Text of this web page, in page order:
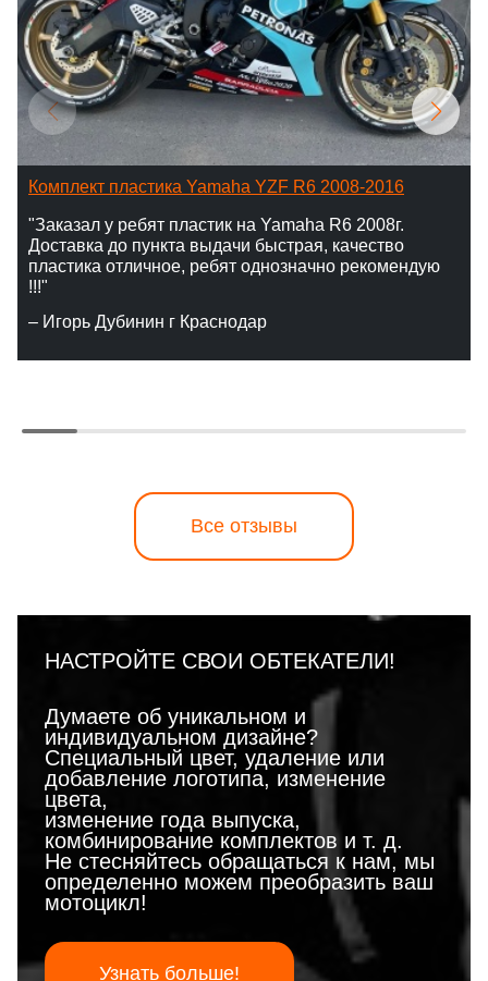
Комплект пластика Yamaha YZF R6 2008-2016
"Заказал у ребят пластик на Yamaha R6 2008г.
Доставка до пункта выдачи быстрая, качество
пластика отличное, ребят однозначно рекомендую
!!!"
– Игорь Дубинин г Краснодар
Все отзывы
НАСТРОЙТЕ СВОИ ОБТЕКАТЕЛИ!
Думаете об уникальном и
индивидуальном дизайне?
Специальный цвет, удаление или
добавление логотипа, изменение
цвета,
изменение года выпуска,
комбинирование комплектов и т. д.
Не стесняйтесь обращаться к нам, мы
определенно можем преобразить ваш
мотоцикл!
Узнать больше!